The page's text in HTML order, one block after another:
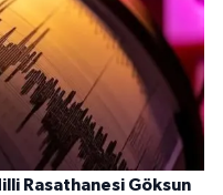
Rasathanesi Göksun